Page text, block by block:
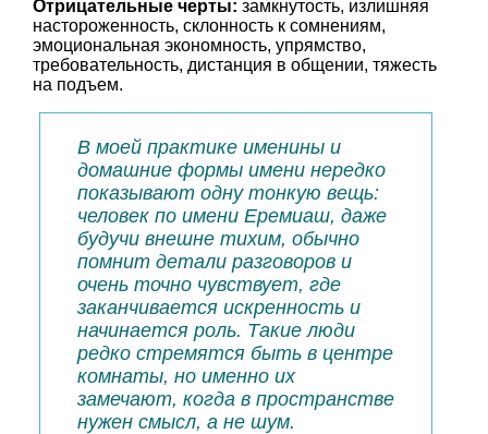
Отрицательные черты: замкнутость, излишняя
настороженность, склонность к сомнениям,
эмоциональная экономность, упрямство,
требовательность, дистанция в общении, тяжесть
на подъем.
В моей практике именины и
домашние формы имени нередко
показывают одну тонкую вещь:
человек по имени Еремиаш, даже
будучи внешне тихим, обычно
помнит детали разговоров и
очень точно чувствует, где
заканчивается искренность и
начинается роль. Такие люди
редко стремятся быть в центре
комнаты, но именно их
замечают, когда в пространстве
нужен смысл, а не шум.